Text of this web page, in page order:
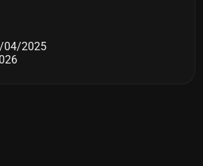
04/2025